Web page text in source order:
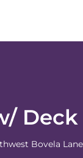
Deck
Bovela Lane
& Cafe